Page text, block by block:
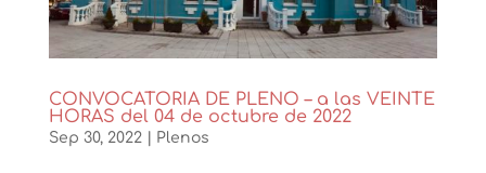
CONVOCATORIA DE PLENO – a las VEINTE
HORAS del 04 de octubre de 2022
Sep 30, 2022| Plenos